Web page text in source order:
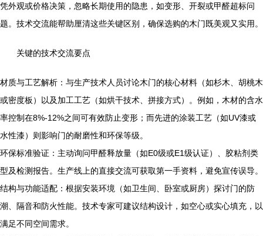
凭外观或价格决策，忽略长期使用的隐患，如变形、开裂或甲醛超标问
题。技术交流能帮助厘清这些关键区别，确保选购的木门既美观又实用。
关键的技术交流要点
材质与工艺解析：与生产技术人员讨论木门的核心材料（如杉木、胡桃木
或密度板）以及加工工艺（如烘干技术、拼接方式）。例如，木材的含水
率控制在8%-12%之间可有效防止变形；而先进的涂装工艺（如UV漆或
水性漆）则影响门的耐磨性和环保等级。
环保标准验证：主动询问甲醛释放量（如E0级或E1级认证）、胶粘剂类
型及检测报告。生产线上的直接交流可获取第一手资料，避免宣传误导。
结构与功能适配：根据安装环境（如卫生间、卧室或厨房）探讨门的防
潮、隔音和防火性能。技术专家可建议结构设计，如空心或实心填充，以
满足不同空间需求。